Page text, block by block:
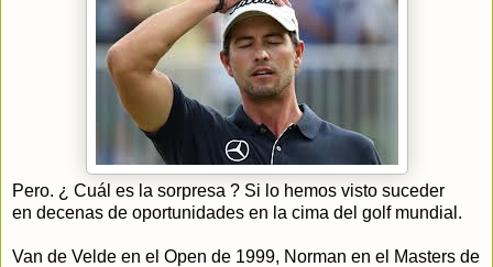
Pero. ¿ Cuál es la sorpresa ? Si lo hemos visto suceder
en decenas de oportunidades en la cima del golf mundial.
Van de Velde en el Open de 1999, Norman en el Masters de